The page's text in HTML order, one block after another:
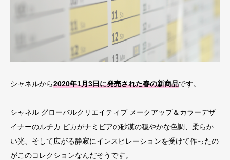
シャネルから2020年1月3日に発売された春の新商品です。
シャネル グローバルクリエイティブ メークアップ＆カラーデザ
イナーのルチカ ピカがナミビアの砂漠の穏やかな色調、柔らか
い光、そして広がる静寂にインスピレーションを受けて作ったの
がこのコレクションなんだそうです。